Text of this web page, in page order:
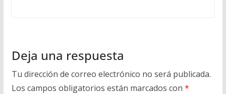
Deja una respuesta
Tu dirección de correo electrónico no será publicada.
Los campos obligatorios están marcados con *